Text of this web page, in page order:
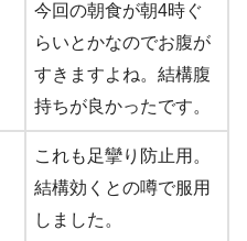
今回の朝食が朝4時ぐ
らいとかなのでお腹が
すきますよね。結構腹
持ちが良かったです。
これも足攣り防止用。
結構効くとの噂で服用
しました。